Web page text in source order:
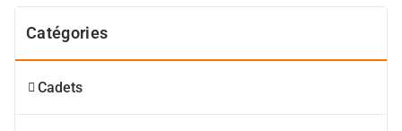
Catégories
Cadets